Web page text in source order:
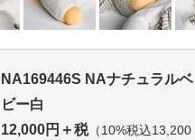
NA169446S NAナチュラルベ
ビー白
12,000円＋税（10%税込13,200